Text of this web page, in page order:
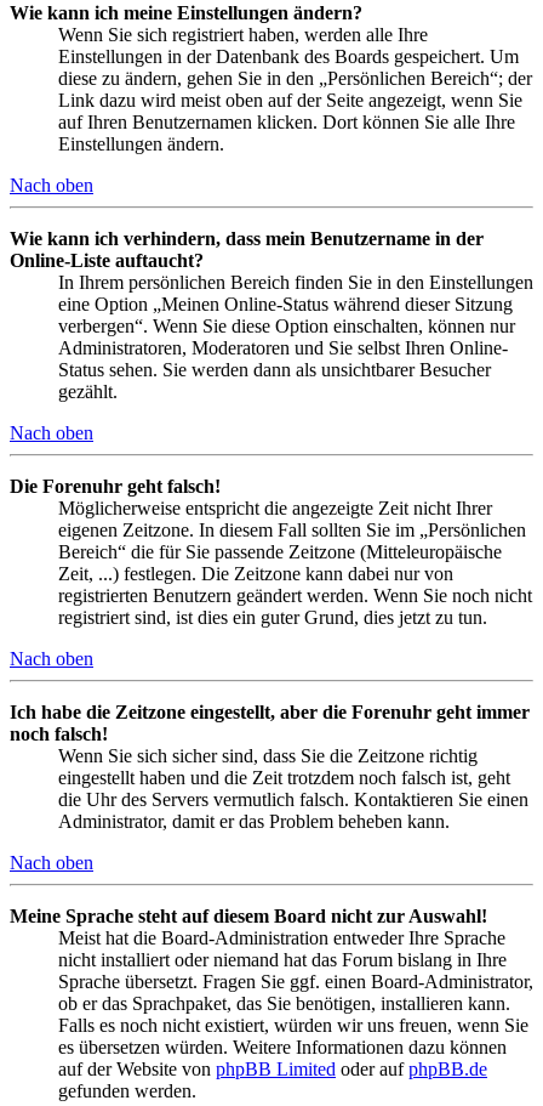
Wie kann ich meine Einstellungen ändern?
Wenn Sie sich registriert haben, werden alle Ihre
Einstellungen in der Datenbank des Boards gespeichert. Um
diese zu ändern, gehen Sie in den „Persönlichen Bereich“; der
Link dazu wird meist oben auf der Seite angezeigt, wenn Sie
auf Ihren Benutzernamen klicken. Dort können Sie alle Ihre
Einstellungen ändern.
Nach oben
Wie kann ich verhindern, dass mein Benutzername in der
Online-Liste auftaucht?
In Ihrem persönlichen Bereich finden Sie in den Einstellungen
eine Option „Meinen Online-Status während dieser Sitzung
verbergen“. Wenn Sie diese Option einschalten, können nur
Administratoren, Moderatoren und Sie selbst Ihren Online-
Status sehen. Sie werden dann als unsichtbarer Besucher
gezählt.
Nach oben
Die Forenuhr geht falsch!
Möglicherweise entspricht die angezeigte Zeit nicht Ihrer
eigenen Zeitzone. In diesem Fall sollten Sie im „Persönlichen
Bereich“ die für Sie passende Zeitzone (Mitteleuropäische
Zeit, ...) festlegen. Die Zeitzone kann dabei nur von
registrierten Benutzern geändert werden. Wenn Sie noch nicht
registriert sind, ist dies ein guter Grund, dies jetzt zu tun.
Nach oben
Ich habe die Zeitzone eingestellt, aber die Forenuhr geht immer
noch falsch!
Wenn Sie sich sicher sind, dass Sie die Zeitzone richtig
eingestellt haben und die Zeit trotzdem noch falsch ist, geht
die Uhr des Servers vermutlich falsch. Kontaktieren Sie einen
Administrator, damit er das Problem beheben kann.
Nach oben
Meine Sprache steht auf diesem Board nicht zur Auswahl!
Meist hat die Board-Administration entweder Ihre Sprache
nicht installiert oder niemand hat das Forum bislang in Ihre
Sprache übersetzt. Fragen Sie ggf. einen Board-Administrator,
ob er das Sprachpaket, das Sie benötigen, installieren kann.
Falls es noch nicht existiert, würden wir uns freuen, wenn Sie
es übersetzen würden. Weitere Informationen dazu können
auf der Website von phpBB Limited oder aufphpBB.de
gefunden werden.